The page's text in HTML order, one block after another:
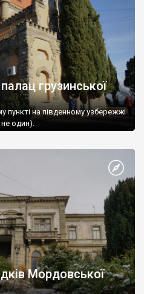
грузинської
на південному узбережжі
не один).
Мордовської